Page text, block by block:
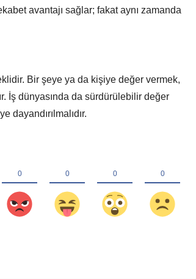
avantajı sağlar; fakat aynı zamanda
Bir şeye ya da kişiye değer vermek,
İş dünyasında da sürdürülebilir değer
dayandırılmalıdır.